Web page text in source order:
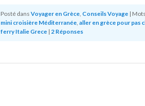
Posté dans Voyager en Grèce, Conseils Voyage |
mini croisière Méditerranée, aller en grèce pour pas
ferry Italie Grece | 2Réponses